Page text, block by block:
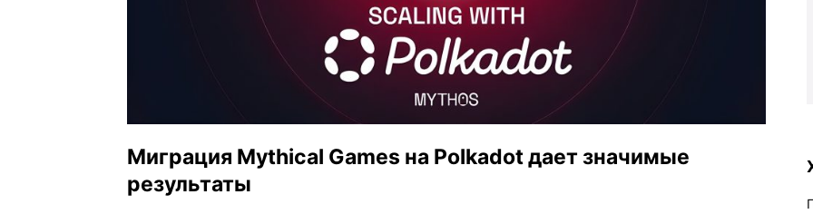
Миграция Mythical Games на Polkadot дает значимые
результаты